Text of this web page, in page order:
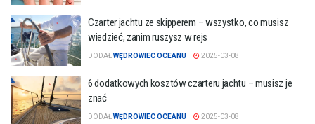
Czarter jachtu ze skipperem – wszystko, co musisz
wiedzieć, zanim ruszysz w rejs
DODAŁ WĘDROWIEC OCEANU 2025-03-08
6 dodatkowych kosztów czarteru jachtu – musisz je
znać
DODAŁ WĘDROWIEC OCEANU 2025-03-08